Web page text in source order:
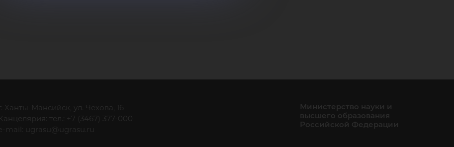
Ханты-Мансийск, ул. Чехова, 16
тел.: +7 (3467) 377-000
mail:
ugrasu@ugrasu.ru
Министерство науки и
высшего образования
Российской Федерации